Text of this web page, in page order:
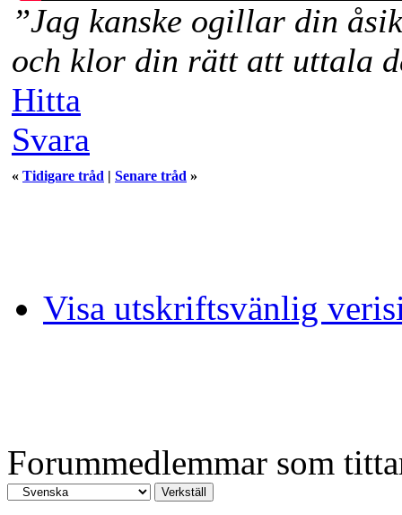
”Jag kanske ogillar din
och klor din rätt att uttala
Hitta
Svara
« Tidigare tråd | Senare tråd »
Visa utskriftsvänlig
Forummedlemmar som